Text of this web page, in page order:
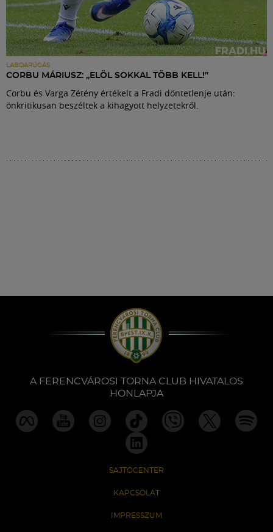
LABDARÚGÁS
CORBU MÁRIUSZ: „ELÖL SOKKAL TÖBB KELL!”
Corbu és Varga Zétény értékelt a Fradi döntetlenje után:
önkritikusan beszéltek a kihagyott helyzetekről.
A FERENCVÁROSI TORNA CLUB HIVATALOS
HONLAPJA
SAJTÓCENTER
KAPCSOLAT
IMPRESSZUM